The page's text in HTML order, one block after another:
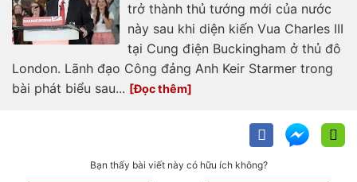
trở thành thủ tướng mới của nước
này sau khi diện kiến Vua Charles III
tại Cung điện Buckingham ở thủ đô
London. Lãnh đạo Công đảng Anh Keir Starmer trong
bài phát biểu sau...
Bạn thấy bài viết này có hữu ích không?